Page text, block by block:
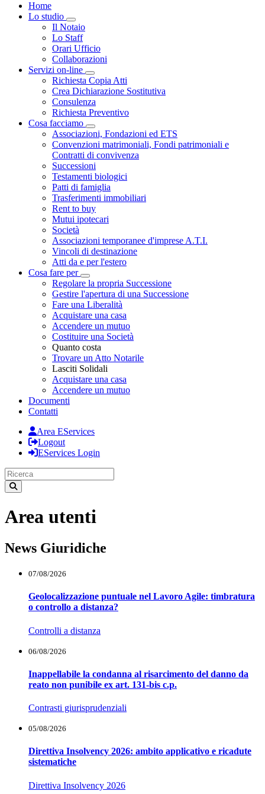
Home
Lo studio
Toggle Dropdown
Il Notaio
Lo Staff
Orari Ufficio
Collaborazioni
Servizi on-line
Toggle Dropdown
Richiesta Copia Atti
Crea Dichiarazione Sostitutiva
Consulenza
Richiesta Preventivo
Cosa facciamo
Toggle Dropdown
Associazioni, Fondazioni ed ETS
Convenzioni matrimoniali, Fondi patrimoniali e
Contratti di convivenza
Successioni
Testamenti biologici
Patti di famiglia
Trasferimenti immobiliari
Rent to buy
Mutui ipotecari
Società
Associazioni temporanee d'imprese A.T.I.
Vincoli di destinazione
Atti da e per l'estero
Cosa fare per
Toggle Dropdown
Regolare la propria Successione
Gestire l'apertura di una Successione
Fare una Liberalità
Acquistare una casa
Accendere un mutuo
Costituire una Società
Quanto costa
Trovare un Atto Notarile
Lasciti Solidali
Acquistare una casa
Accendere un mutuo
Documenti
Contatti
Area EServices
Logout
EServices Login
Area utenti
News Giuridiche
07/08/2026
Geolocalizzazione puntuale nel Lavoro Agile: timbratura
o controllo a distanza?
Controlli a distanza
06/08/2026
Inappellabile la condanna al risarcimento del danno da
reato non punibile ex art. 131-bis c.p.
Contrasti giurisprudenziali
05/08/2026
Direttiva Insolvency 2026: ambito applicativo e ricadute
sistematiche
Direttiva Insolvency 2026